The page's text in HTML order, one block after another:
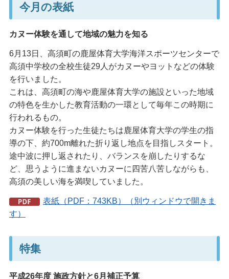
今月の表紙
カヌー体験を通して地域の魅力を知る
6月13日、高須町の鹿屋体育大学海洋スポーツセンターで
高須中学校の全校生徒29人がカヌーやヨットなどの体験
を行いました。
これは、高須町の海や鹿屋体育大学の施設といった地域
の特色を生かした教育活動の一環として毎年この時期に
行われるもの。
カヌー体験を行った生徒たちは鹿屋体育大学の学生の指
導の下、約700m離れた折り返し地点を目指しスタート。
途中波に押し返されたり、バランスを崩したりするな
ど、思うように進まないカヌーに四苦八苦しながらも、
高須の美しい海を満喫していました。
表紙（PDF：743KB）（別ウィンドウで開きま
す）
特集
平成26年度 施政方針と6月補正予算